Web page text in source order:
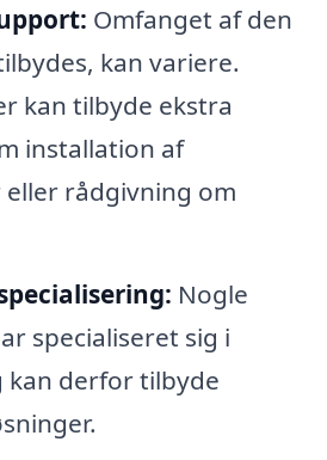
Omfanget af den
kan variere.
kan tilbyde ekstra
installation af
rådgivning om
Nogle
specialiseret sig i
kan derfor tilbyde